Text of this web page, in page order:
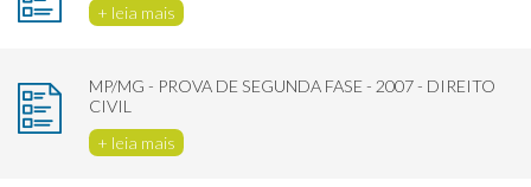
+ leia mais
MP/MG - PROVA DE SEGUNDA FASE - 2007 - DIREITO
CIVIL
+ leia mais